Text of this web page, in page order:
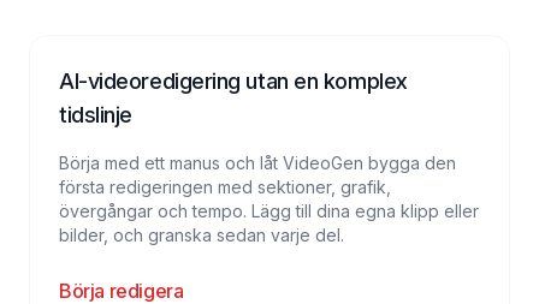
AI-videoredigering utan en komplex
tidslinje
Börja med ett manus och låt VideoGen bygga den
första redigeringen med sektioner, grafik,
övergångar och tempo. Lägg till dina egna klipp eller
bilder, och granska sedan varje del.
Börja redigera